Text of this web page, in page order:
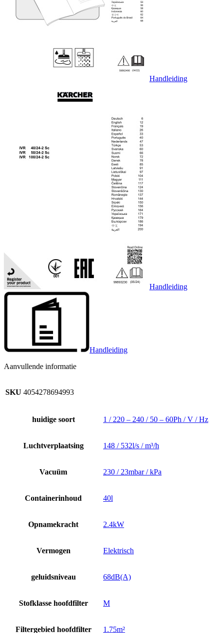
Handleiding
Handleiding
Handleiding
Aanvullende informatie
SKU 4054278694993
huidige soort 1 / 220 – 240 / 50 – 60Ph / V / Hz
Luchtverplaatsing 148 / 532l/s / m³/h
Vacuüm 230 / 23mbar / kPa
Containerinhoud 40l
Opnamekracht 2.4kW
Vermogen Elektrisch
geluidsniveau 68dB(A)
Stofklasse hoofdfilter M
Filtergebied hoofdfilter 1.75m²